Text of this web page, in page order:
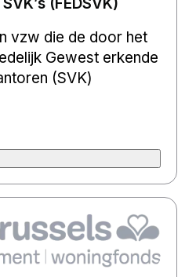
(FEDSVK)
vzw die de door het
Gewest erkende
(SVK)